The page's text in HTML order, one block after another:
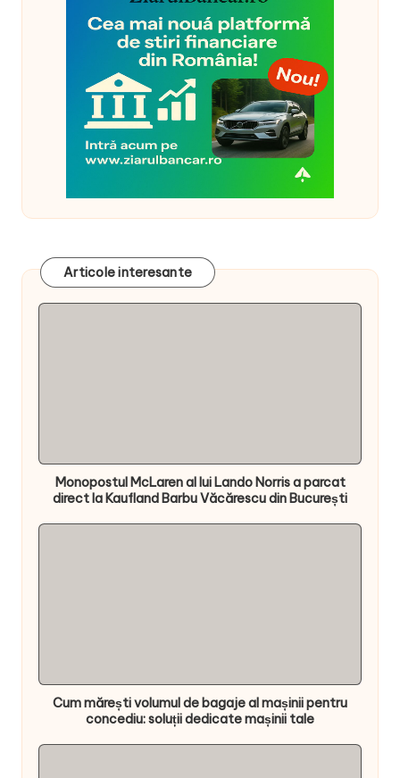
Articole interesante
Monopostul McLaren al lui Lando Norris a parcat
direct la Kaufland Barbu Văcărescu din București
Cum mărești volumul de bagaje al mașinii pentru
concediu: soluții dedicate mașinii tale